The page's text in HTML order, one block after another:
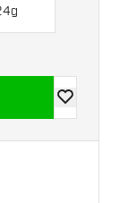
aggiungi